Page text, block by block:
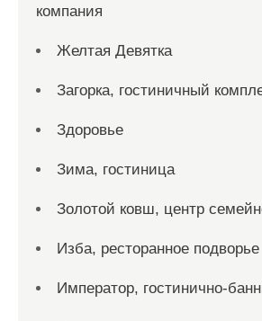
компания
Желтая Девятка
Загорка, гостиничный
Здоровье
Зима, гостиница
Золотой ковш, центр
Изба, ресторанное подворье
Император, гостинично-